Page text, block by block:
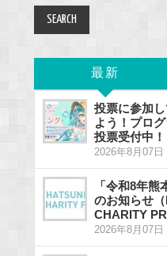
最新
投票に参加
よう！プロ
投票受付中！
2026年8月07日
「令和8年
のお知らせ
CHARITY
2026年8月07日